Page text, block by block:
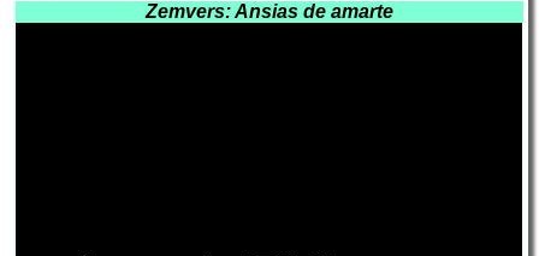
Zemvers: Ansias de amarte